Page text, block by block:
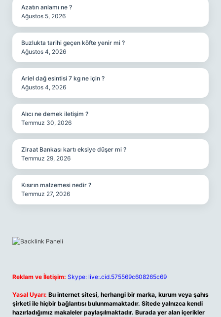
Azatın anlamı ne ?
Ağustos 5, 2026
Buzlukta tarihi geçen köfte yenir mi ?
Ağustos 4, 2026
Ariel dağ esintisi 7 kg ne için ?
Ağustos 4, 2026
Alıcı ne demek iletişim ?
Temmuz 30, 2026
Ziraat Bankası kartı eksiye düşer mi ?
Temmuz 29, 2026
Kısırın malzemesi nedir ?
Temmuz 27, 2026
Reklam ve İletişim: Skype: live:.cid.575569c608265c69
Yasal Uyarı: Bu internet sitesi, herhangi bir marka, kurum veya şahıs
şirketi ile hiçbir bağlantısı bulunmamaktadır. Sitede yalnızca kendi
hazırladığımız makaleler paylaşılmaktadır. Burada yer alan içerikler